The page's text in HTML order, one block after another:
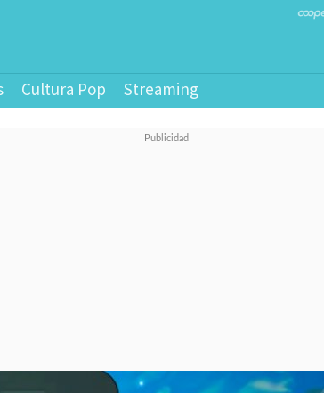
Cultura Pop Streaming